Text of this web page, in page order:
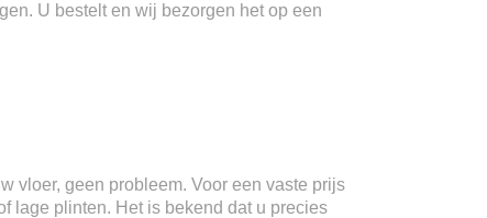
U bestelt en wij bezorgen het op een
vloer, geen probleem. Voor een vaste prijs
lage plinten. Het is bekend dat u precies